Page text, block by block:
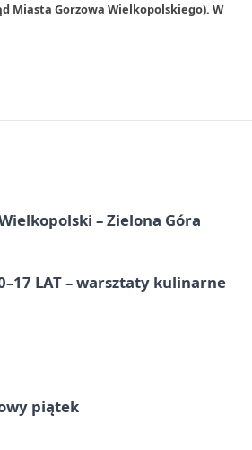
Miasta Gorzowa Wielkopolskiego). W
– Zielona Góra
LAT – warsztaty kulinarne
piątek